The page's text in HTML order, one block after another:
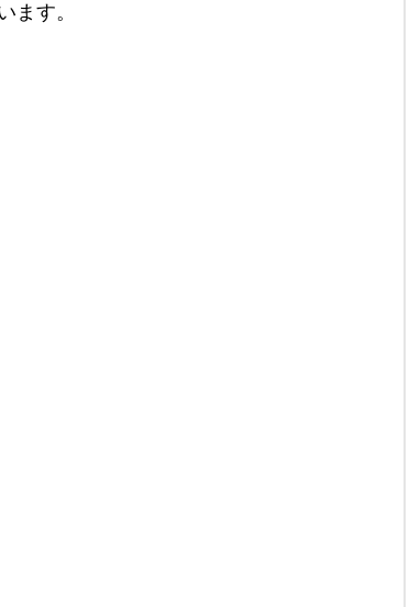
ます。